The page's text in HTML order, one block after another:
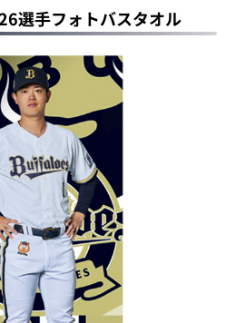
選手フォトバスタオル